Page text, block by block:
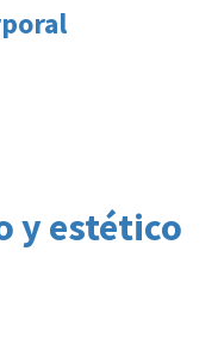
y estético